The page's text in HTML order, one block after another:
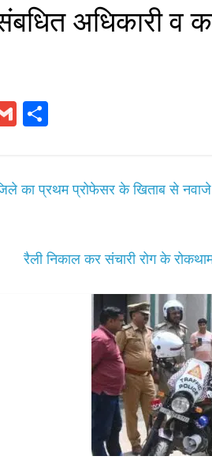
अधिकारी व
G
का प्रथम प्रोफेसर के खिताब से
रैली निकाल कर संचारी रोग के